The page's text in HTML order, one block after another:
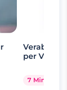
per
7 Minuten